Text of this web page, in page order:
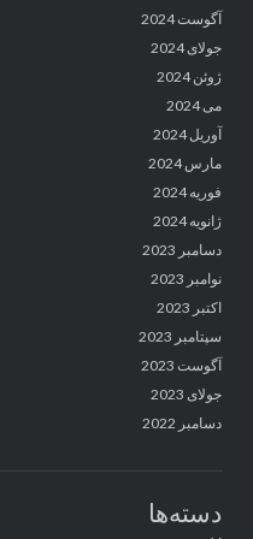
آگوست 2024
جولای 2024
ژوئن 2024
می 2024
آوریل 2024
مارس 2024
فوریه 2024
ژانویه 2024
دسامبر 2023
نوامبر 2023
اکتبر 2023
سپتامبر 2023
آگوست 2023
جولای 2023
دسامبر 2022
دسته‌ها